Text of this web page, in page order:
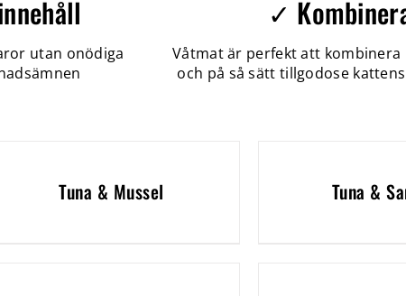
utan onödiga
✓
Våtmat är perfekt att
och på så sätt tillgodose
Tuna & Mussel Tuna &